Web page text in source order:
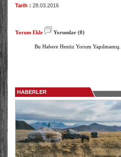
Tarih : 28.03.2016
Yorum Ekle Yorumlar (0)
Bu Habere Henüz Yorum
HABERLER